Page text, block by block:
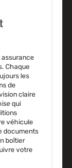
Chaque
les
de
claire
qui
véhicule
documents
boîtier
votre